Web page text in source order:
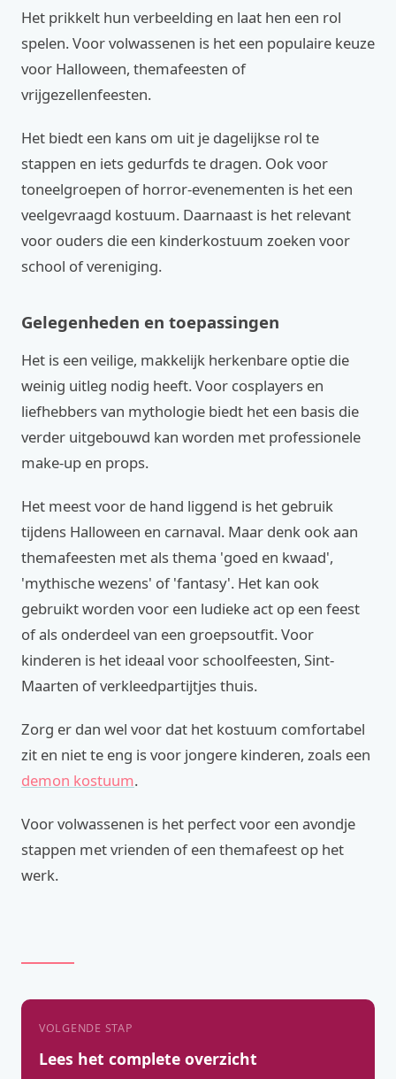
Het prikkelt hun verbeelding en laat hen een rol
spelen. Voor volwassenen is het een populaire keuze
voor Halloween, themafeesten of
vrijgezellenfeesten.
Het biedt een kans om uit je dagelijkse rol te
stappen en iets gedurfds te dragen. Ook voor
toneelgroepen of horror-evenementen is het een
veelgevraagd kostuum. Daarnaast is het relevant
voor ouders die een kinderkostuum zoeken voor
school of vereniging.
Gelegenheden en toepassingen
Het is een veilige, makkelijk herkenbare optie die
weinig uitleg nodig heeft. Voor cosplayers en
liefhebbers van mythologie biedt het een basis die
verder uitgebouwd kan worden met professionele
make-up en props.
Het meest voor de hand liggend is het gebruik
tijdens Halloween en carnaval. Maar denk ook aan
themafeesten met als thema 'goed en kwaad',
'mythische wezens' of 'fantasy'. Het kan ook
gebruikt worden voor een ludieke act op een feest
of als onderdeel van een groepsoutfit. Voor
kinderen is het ideaal voor schoolfeesten, Sint-
Maarten of verkleedpartijtjes thuis.
Zorg er dan wel voor dat het kostuum comfortabel
zit en niet te eng is voor jongere kinderen, zoals een
demon kostuum.
Voor volwassenen is het perfect voor een avondje
stappen met vrienden of een themafeest op het
werk.
VOLGENDE STAP
Lees het complete overzicht